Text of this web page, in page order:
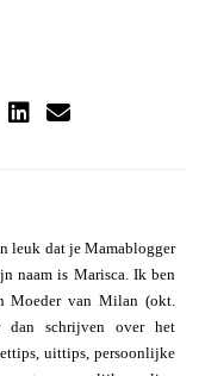
leuk dat je Mamablogger
naam is Marisca. Ik ben
Moeder van Milan (okt.
dan schrijven over het
uittips, persoonlijke